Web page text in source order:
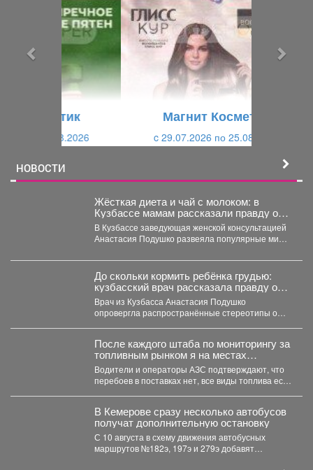
Магнит Косметик
c 29.07.2026 по 25.08.2026
НОВОСТИ
Жёсткая диета и чай с молоком: в
Кузбассе мамам рассказали правду о
грудном вскармливании
В Кузбассе заведующая женской консультацией
Анастасия Подушко развеяла популярные мифы
До скольки кормить ребёнка грудью:
кузбасский врач рассказала правду о
лактации
Врач из Кузбасса Анастасия Подушко
опровергла распространённые стереотипы о
После каждого штаба по мониторингу за
топливным рынком я на местах
проверяю, соответствует ли озвученная
информация действительности.
Водители и операторы АЗС подтверждают, что
перебоев в поставках нет, все виды топлива есть
В Кемерове сразу несколько автобусов
получат дополнительную остановку
С 10 августа в схему движения автобусных
маршрутов №182э, 197э и 279э добавят